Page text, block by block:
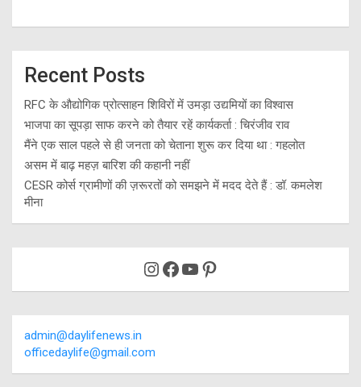
Recent Posts
RFC के औद्योगिक प्रोत्साहन शिविरों में उमड़ा उद्यमियों का विश्वास
भाजपा का सूपड़ा साफ करने को तैयार रहें कार्यकर्ता : चिरंजीव राव
मैंने एक साल पहले से ही जनता को चेताना शुरू कर दिया था : गहलोत
असम में बाढ़ महज़ बारिश की कहानी नहीं
CESR कोर्स ग्रामीणों की ज़रूरतों को समझने में मदद देते हैं : डॉ. कमलेश
मीना
Instagram
Facebook
YouTube
Pinterest
admin@daylifenews.in
officedaylife@gmail.com